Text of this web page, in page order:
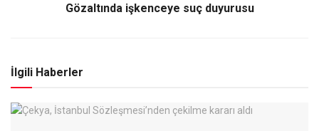
Gözaltında işkenceye suç duyurusu
İlgili Haberler